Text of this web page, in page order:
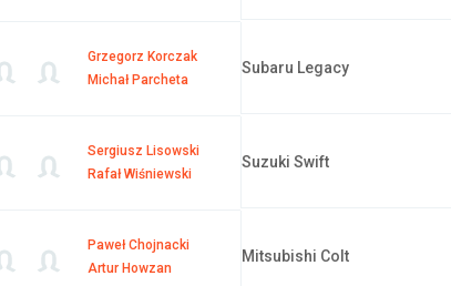
Grzegorz Korczak
Michał Parcheta
Subaru Legacy
Sergiusz Lisowski
Rafał Wiśniewski
Suzuki Swift
Paweł Chojnacki
Artur Howzan
Mitsubishi Colt